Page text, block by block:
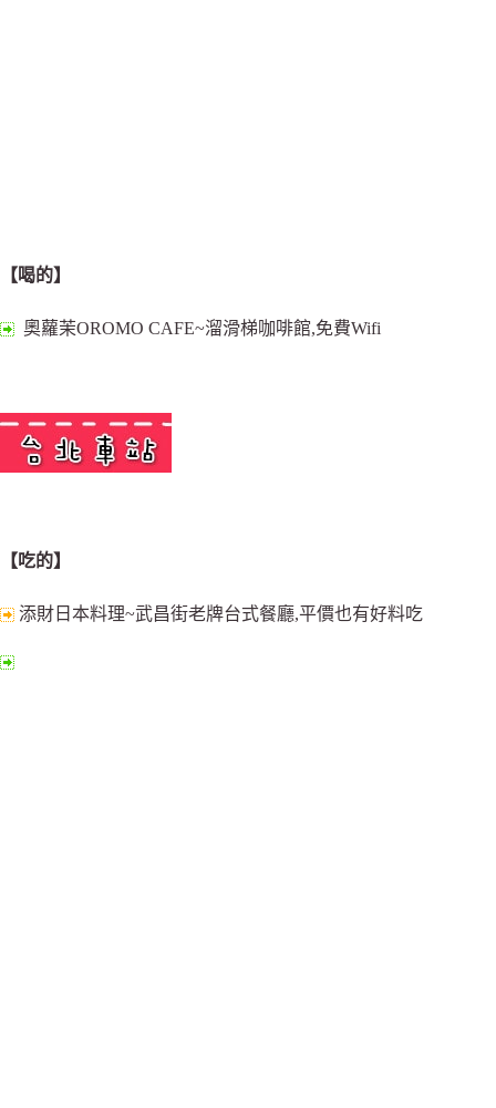
【喝的】
奧蘿茉OROMO CAFE~溜滑梯咖啡館,免費Wifi
【吃的】
添財日本料理~武昌街老牌台式餐廳,平價也有好料吃